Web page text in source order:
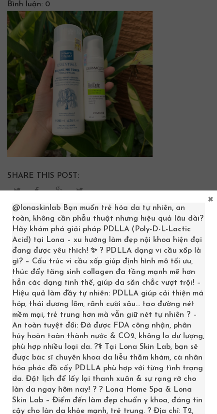
Bình luận: 0
SHARE THIS POST:
AUTHOR
0776988553 thanhnhi
All stories by: 0776988553 thanhnhi
Previous
Leave acomment
@lonaskinlab Bạn muốn trẻ hóa da tự nhiên, an
toàn, không cần phẫu thuật nhưng hiệu quả lâu dài?
Hãy khám phá giải pháp PDLLA (Poly-D-L-Lactic
Acid) tại Lona – xu hướng làm đẹp nội khoa hiện đại
đang được yêu thích! ✨ ? PDLLA dạng vi cầu xốp là
gì? – Cấu trúc vi cầu xốp giúp định hình mô tối ưu,
thúc đẩy tăng sinh collagen đa tầng mạnh mẽ hơn
hẳn các dạng tinh thể, giúp da săn chắc vượt trội! –
Hiệu quả làm đầy tự nhiên: PDLLA giúp cải thiện má
hóp, thái dương lõm, rãnh cười sâu… tạo đường nét
mềm mại, trẻ trung hơn mà vẫn giữ nét tự nhiên ? –
An toàn tuyệt đối: Đã được FDA công nhận, phân
hủy hoàn toàn thành nước & CO2, không lo dư lượng,
phù hợp nhiều loại da. ?‍⚕️ Tại Lona Skin Lab, bạn sẽ
được bác sĩ chuyên khoa da liễu thăm khám, cá nhân
hóa phác đồ cấy PDLLA phù hợp với từng tình trạng
da. Đặt lịch để lấy lại thanh xuân & sự rạng rỡ cho
làn da ngay hôm nay! ? ? Lona Home Spa & Lona
Skin Lab – Điểm đến làm đẹp chuẩn y khoa, đáng tin
cậy cho làn da khỏe mạnh, trẻ trung. ? Địa chỉ: T2,
×